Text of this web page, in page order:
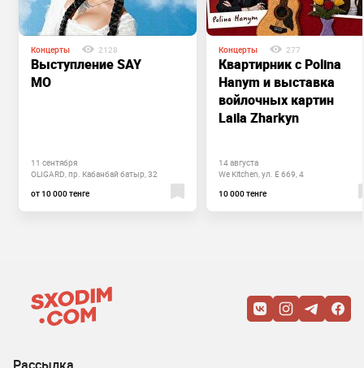
Концерты 2128
Выступление SAY
MO
11 сентября
OLIGARD, пр. Кабанбай батыр, 32
от 10 000 тенге
Концерты 277
Квартирник с Polina
Hanym и выставка
войлочных картин
Laila Zharkyn
14 августа
We Kitchen, ул. Е 669, 4
10 000 тенге